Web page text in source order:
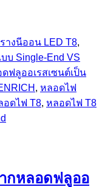
รางนีออน LED T8,
บ Single-End VS
ฟลูออเรสเซนต์เป็น
, หลอดไฟ
อดไฟ T8, หลอดไฟ T8
กหลอดฟลูออ